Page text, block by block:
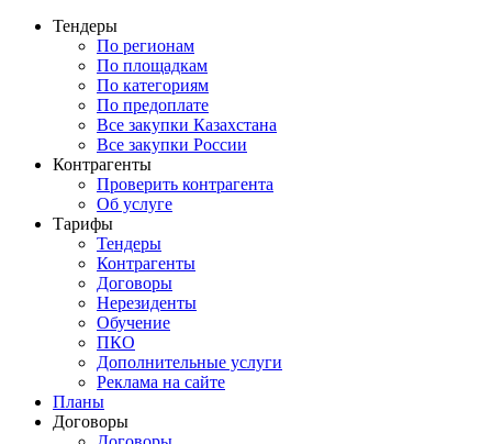
Тендеры
По регионам
По площадкам
По категориям
По предоплате
Все закупки Казахстана
Все закупки России
Контрагенты
Проверить контрагента
Об услуге
Тарифы
Тендеры
Контрагенты
Договоры
Нерезиденты
Обучение
ПКО
Дополнительные услуги
Реклама на сайте
Планы
Договоры